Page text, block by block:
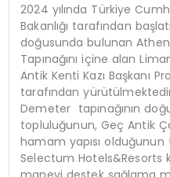
2024 yılında Türkiye
Bakanlığı tarafından
doğusunda bulunan
Tapınağını içine alan
Antik Kenti Kazı Başkanı
tarafından
Demeter tapınağının
topluluğunun, Geç Antik
hamam yapısı
Selectum Hotels&Resorts